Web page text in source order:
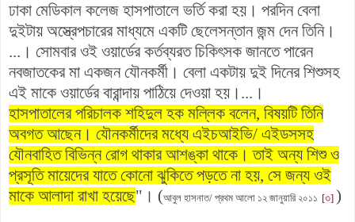
ঢাকা মেডিকাল কলেজ হাসপাতালে ভর্তি করা হয়। পরদিন বেলা
দুইটায় অস্ত্রেপচারের মাধ্যমে একটি ছেলেসন্তান জন্ম দেন তিনি।
...। সোমবার ওই ওয়ার্ডের কর্তব্যরত চিকিৎসক জানতে পারেন
নবজাতকের মা একজন যৌনকর্মী। বেলা একটায় দুই দিনের শিশুসহ
এই মাকে ওয়ার্ডের বারান্দায় পাঠিয়ে দেওয়া হয়।...।
হাসপাতালের পরিচালক শহিদুল হক মল্লিক বলেন, বিষয়টি তিনি
অবগত আছেন। যৌনকর্মীদের মধ্যে এইচআইভি/ এইডসসহ
যৌনবাহিত বিভিন্ন রোগ থাকার আশঙ্কা থাকে। তাই অন্য শিশু ও
প্রসূতি মায়েদের যাতে কোনো ঝুকিতে পড়তে না হয়, সে জন্য ওই
মাকে আলাদা রাখা হয়েছে"। (আবুল হাসনাত/ প্রথম আলো ১২ জানুয়ারি ২০১১ [৩] )